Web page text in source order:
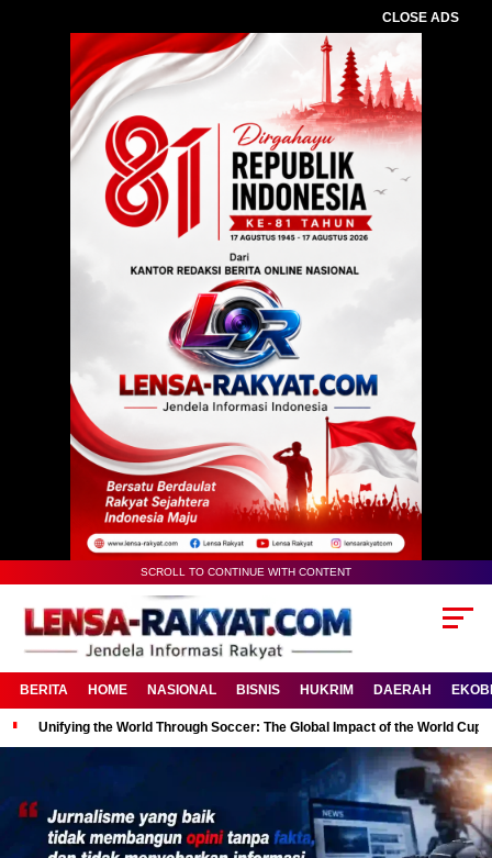
CLOSE ADS
SCROLL TO CONTINUE WITH CONTENT
BERITA HOME NASIONAL BISNIS HUKRIM DAERAH
Unifying the World Through Soccer: The Global Impact of the World Cup